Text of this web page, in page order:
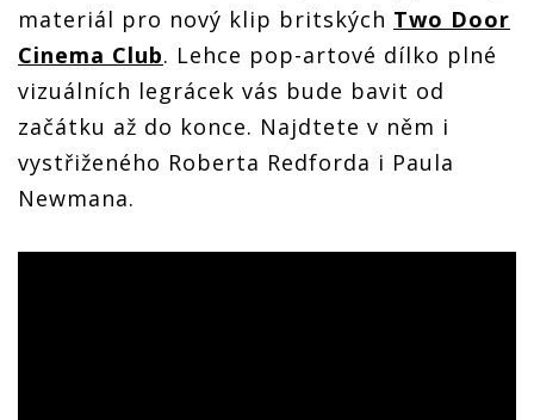
materiál pro nový klip britských Two Door
Cinema Club. Lehce pop-artové dílko plné
vizuálních legrácek vás bude bavit od
začátku až do konce. Najdtete v něm i
vystřiženého Roberta Redforda i Paula
Newmana.